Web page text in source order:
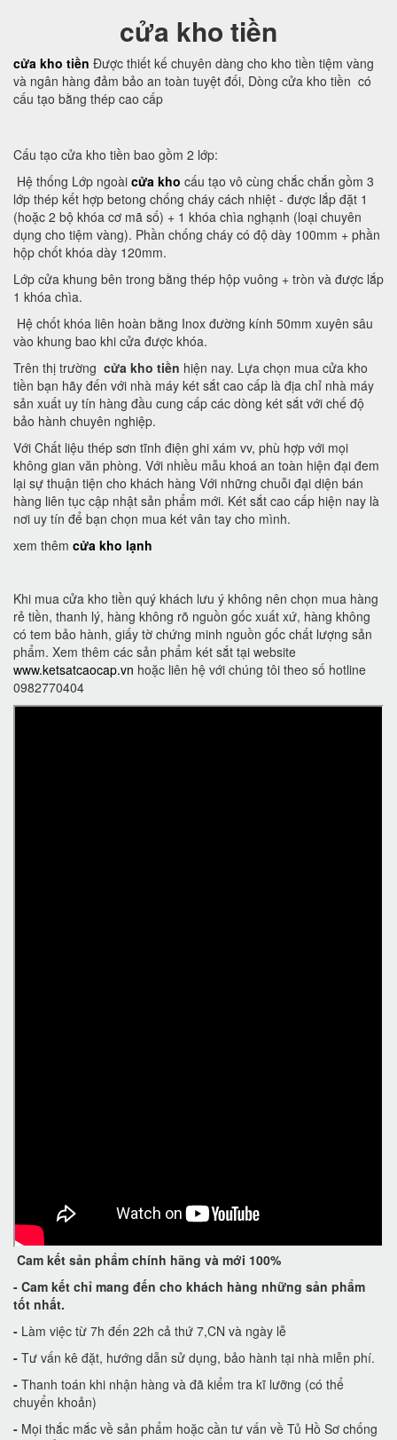
cửa kho tiền
cửa kho tiền Được thiết kế chuyên dàng cho kho tiền tiệm vàng
và ngân hàng đảm bảo an toàn tuyệt đối, Dòng cửa kho tiền có
cấu tạo bằng thép cao cấp
Cấu tạo cửa kho tiền bao gồm 2 lớp:
Hệ thống Lớp ngoài cửa kho cấu tạo vô cùng chắc chắn gồm 3
lớp thép kết hợp betong chống cháy cách nhiệt - được lắp đặt 1
(hoặc 2 bộ khóa cơ mã số) + 1 khóa chìa nghạnh (loại chuyên
dụng cho tiệm vàng). Phần chống cháy có độ dày 100mm + phần
hộp chốt khóa dày 120mm.
Lớp cửa khung bên trong bằng thép hộp vuông + tròn và được lắp
1 khóa chìa.
Hệ chốt khóa liên hoàn bằng Inox đường kính 50mm xuyên sâu
vào khung bao khi cửa được khóa.
Trên thị trường cửa kho tiền hiện nay. Lựa chọn mua cửa kho
tiền bạn hãy đến với nhà máy két sắt cao cấp là địa chỉ nhà máy
sản xuất uy tín hàng đầu cung cấp các dòng két sắt với chế độ
bảo hành chuyên nghiệp.
Với Chất liệu thép sơn tĩnh điện ghi xám vv, phù hợp với mọi
không gian văn phòng. Với nhiều mẫu khoá an toàn hiện đại đem
lại sự thuận tiện cho khách hàng Với những chuỗi đại diện bán
hàng liên tục cập nhật sản phẩm mới. Két sắt cao cấp hiện nay là
nơi uy tín để bạn chọn mua két vân tay cho mình.
xem thêm cửa kho lạnh
Khi mua cửa kho tiền quý khách lưu ý không nên chọn mua hàng
rẻ tiền, thanh lý, hàng không rõ nguồn gốc xuất xứ, hàng không
có tem bảo hành, giấy tờ chứng minh nguồn gốc chất lượng sản
phẩm. Xem thêm các sản phẩm két sắt tại website
www.ketsatcaocap.vn hoặc liên hệ với chúng tôi theo số hotline
0982770404
Cam kết sản phẩm chính hãng và mới 100%
- Cam kết chỉ mang đến cho khách hàng những sản phẩm
tốt nhất.
- Làm việc từ 7h đến 22h cả thứ 7,CN và ngày lễ
- Tư vấn kê đặt, hướng dẫn sử dụng, bảo hành tại nhà miễn phí.
- Thanh toán khi nhận hàng và đã kiểm tra kĩ lưỡng (có thể
chuyển khoản)
- Mọi thắc mắc về sản phẩm hoặc cần tư vấn về Tủ Hồ Sơ chống